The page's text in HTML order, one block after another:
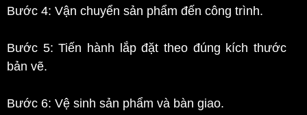
Bước 4: Vận chuyển sản phẩm đến công trình.
Bước 5: Tiến hành lắp đặt theo đúng kích thước
bản vẽ.
Bước 6: Vệ sinh sản phẩm và bàn giao.